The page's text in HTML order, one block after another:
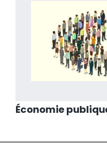
Économie